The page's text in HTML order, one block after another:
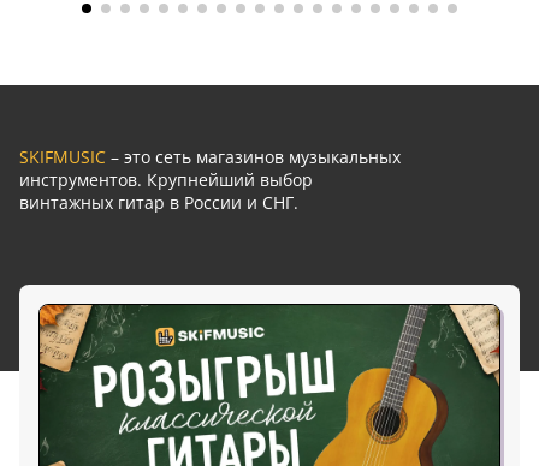
SKIFMUSIC – это сеть магазинов музыкальных
инструментов. Крупнейший выбор
винтажных гитар в России и СНГ.